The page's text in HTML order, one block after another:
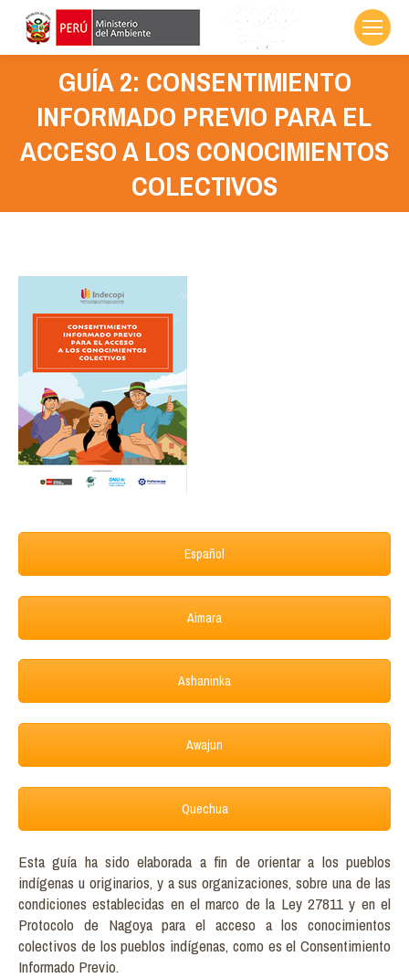
GUÍA 2: CONSENTIMIENTO
INFORMADO PREVIO PARA EL
ACCESO A LOS CONOCIMIENTOS
COLECTIVOS
Estás aquí:
Español
Aimara
Ashaninka
Awajun
Quechua
Esta guía ha sido elaborada a fin de orientar a los pueblos
indígenas u originarios, y a sus organizaciones, sobre una de las
condiciones establecidas en el marco de la Ley 27811 y en el
Protocolo de Nagoya para el acceso a los conocimientos
colectivos de los pueblos indígenas, como es el Consentimiento
Informado Previo.